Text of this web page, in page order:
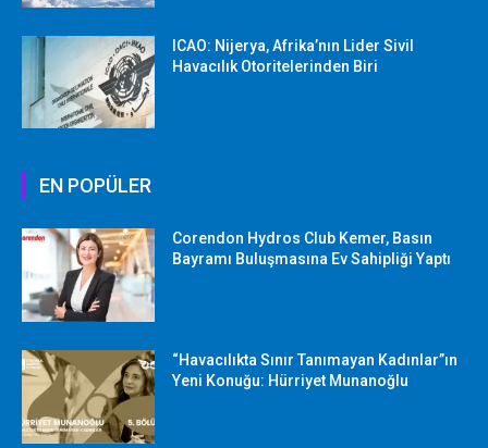
ICAO: Nijerya, Afrika’nın Lider Sivil
Havacılık Otoritelerinden Biri
EN POPÜLER
Corendon Hydros Club Kemer, Basın
Bayramı Buluşmasına Ev Sahipliği Yaptı
“Havacılıkta Sınır Tanımayan Kadınlar”ın
Yeni Konuğu: Hürriyet Munanoğlu